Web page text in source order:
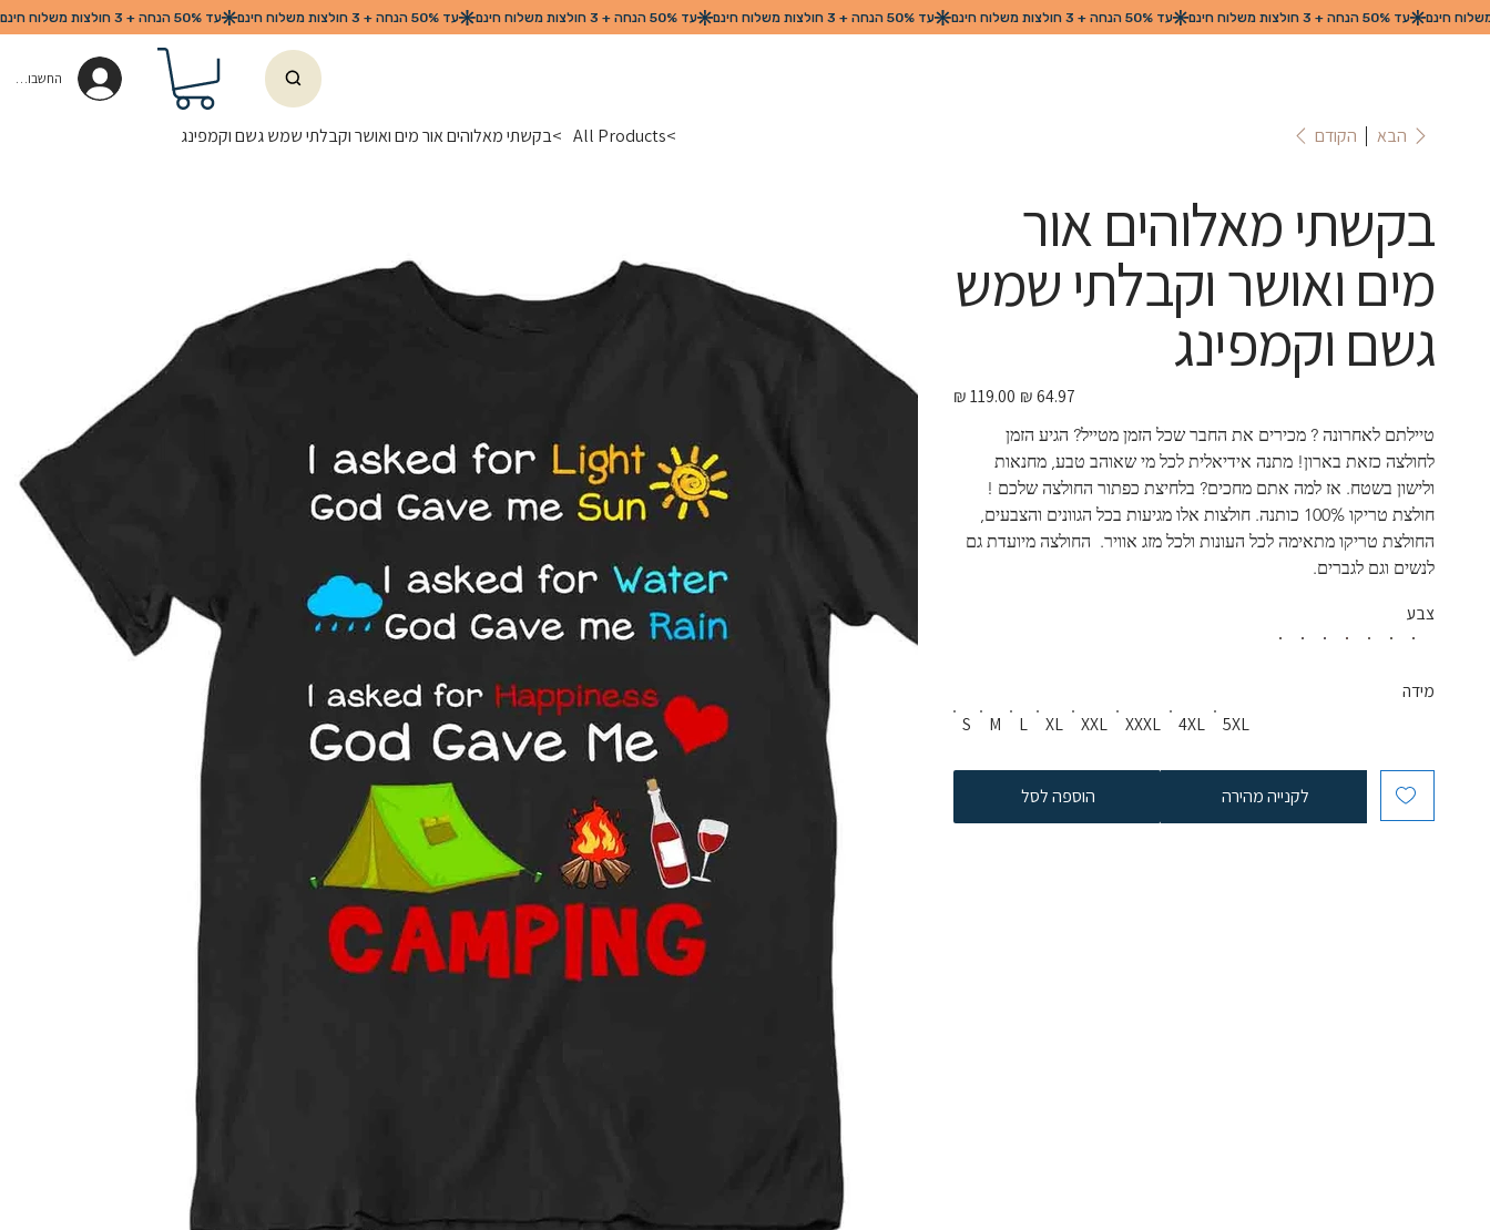
החשבון שלי
>
All Products
>בקשתי מאלוהים אור מים ואושר וקבלתי שמש גשם וקמפינג הקודם הבא
בקשתי מאלוהים אור
מים ואושר וקבלתי שמש
גשם וקמפינג
מחיר
מקורי
מחיר
מבצע
טיילתם לאחרונה ? מכירים את החבר שכל הזמן מטייל? הגיע הזמן
לחולצה כזאת בארון! מתנה אידיאלית לכל מי שאוהב טבע, מחנאות
ולישון בשטח. אז למה אתם מחכים? בלחיצת כפתור החולצה שלכם !
חולצת טריקו 100% כותנה. חולצות אלו מגיעות בכל הגוונים והצבעים,
החולצת טריקו מתאימה לכל העונות ולכל מזג אוויר.  החולצה מיועדת גם
לנשים וגם לגברים.
צבע
S M L XL XXL XXXL 4XL 5XL
מידה
הוספה לסל לקנייה מהירה